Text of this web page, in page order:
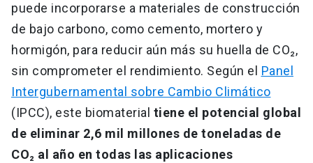
puede incorporarse a materiales de construcción
de bajo carbono, como cemento, mortero y
hormigón, para reducir aún más su huella de CO₂,
sin comprometer el rendimiento. Según el Panel
Intergubernamental sobre Cambio Climático
(IPCC), este biomaterial tiene el potencial global
de eliminar 2,6 mil millones de toneladas de
CO₂ al año en todas las aplicaciones